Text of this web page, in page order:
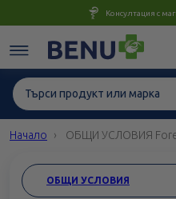
Консултация с
Начало ОБЩИ УСЛОВИЯ
ОБЩИ УСЛОВИЯ